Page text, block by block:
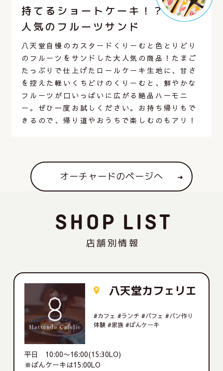
持てるショートケーキ！？
人気のフルーツサンド
八天堂自慢のカスタードくりーむと色とりどり
のフルーツをサンドした大人気の商品！たまご
たっぷりで仕上げたロールケーキ生地に、甘さ
を控えた軽いくちどけのくりーむと、鮮やかな
フルーツが口いっぱいに広がる絶品ハーモニ
ー。ぜひ一度お試しください。お持ち帰りもで
きるので、帰り道やおうちで楽しむのもアリ！
オーチャードのページへ
S H O P LIST
店舗 別情 報
八天堂カフェリエ
#カフェ #ランチ #パフェ #パン作り
体験 #家族 #ぱんケーキ
平日 10:00〜16:00(15:30LO)
※ぱんケーキは15:00LO